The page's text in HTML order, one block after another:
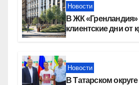
Новости
В ЖК
клиентские дни от
Новости
В Татарском